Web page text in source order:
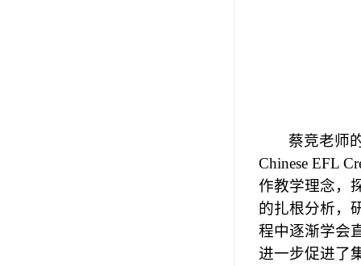
蔡竞老师
Chinese EFL
作教学理念，
的扎根分析，
程中逐渐学会
进一步促进了